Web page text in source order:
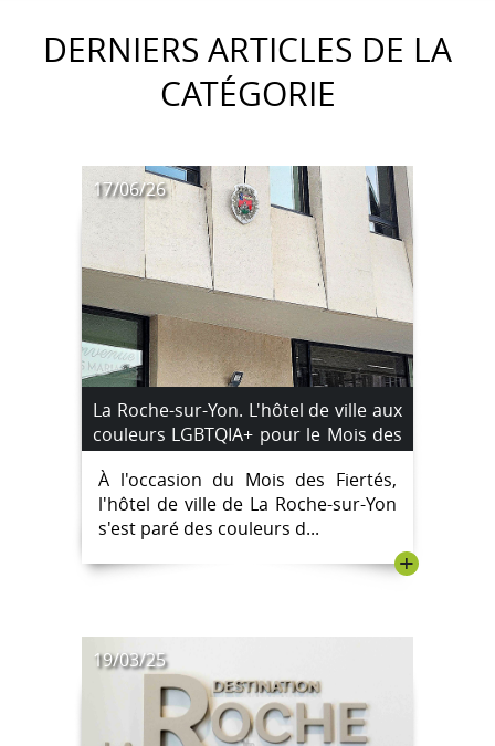
DERNIERS ARTICLES DE LA
CATÉGORIE
17/06/26
La Roche-sur-Yon. L'hôtel de ville aux
couleurs LGBTQIA+ pour le Mois des
Fiertés
À l'occasion du Mois des Fiertés,
l'hôtel de ville de La Roche-sur-Yon
s'est paré des couleurs d...
+
19/03/25